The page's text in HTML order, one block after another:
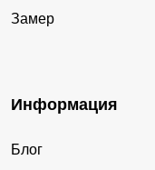
Замер
Информация
Блог